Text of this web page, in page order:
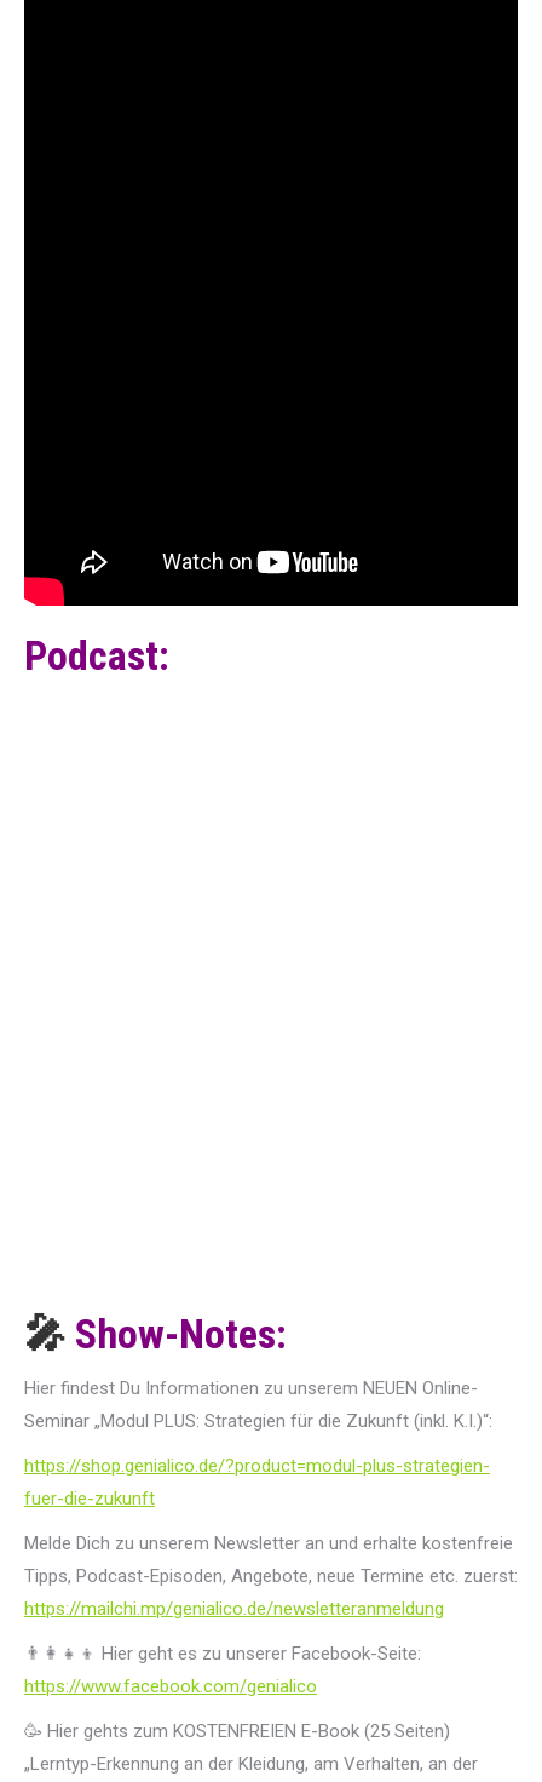
Podcast:
🎤 Show-Notes:
Hier findest Du Informationen zu unserem NEUEN Online-
Seminar „Modul PLUS: Strategien für die Zukunft (inkl. K.I.)“:
https://shop.genialico.de/?product=modul-plus-strategien-
fuer-die-zukunft
Melde Dich zu unserem Newsletter an und erhalte kostenfreie
Tipps, Podcast-Episoden, Angebote, neue Termine etc. zuerst:
https://mailchi.mp/genialico.de/newsletteranmeldung
👨‍👩‍👧‍👦 Hier geht es zu unserer Facebook-Seite:
https://www.facebook.com/genialico
🥳 Hier gehts zum KOSTENFREIEN E-Book (25 Seiten)
„Lerntyp-Erkennung an der Kleidung, am Verhalten, an der